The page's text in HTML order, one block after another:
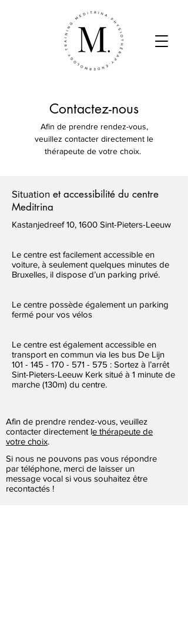
Contactez-nous
Afin de prendre rendez-vous,
veuillez contacter directement le
thérapeute de votre choix.
Situation et accessibilité du centre
Meditrina
Kastanjedreef 10, 1600 Sint-Pieters-Leeuw
Le centre est facilement accessible en
voiture, à seulement quelques minutes de
Bruxelles, il dispose d’un parking privé.
Le centre possède également un parking
fermé pour vos vélos
Le centre est également accessible en
transport en commun via les bus De Lijn
101 - 145 - 170 - 571 - 575 : Sortez à l’arrêt
Sint-Pieters-Leeuw Kerk situé à 1 minute de
marche (130m) du centre.
Afin de prendre rendez-vous, veuillez
contacter directement le thérapeute de
votre choix.
Si nous ne pouvons pas vous répondre
par téléphone, merci de laisser un
message vocal si vous souhaitez être
recontactés !